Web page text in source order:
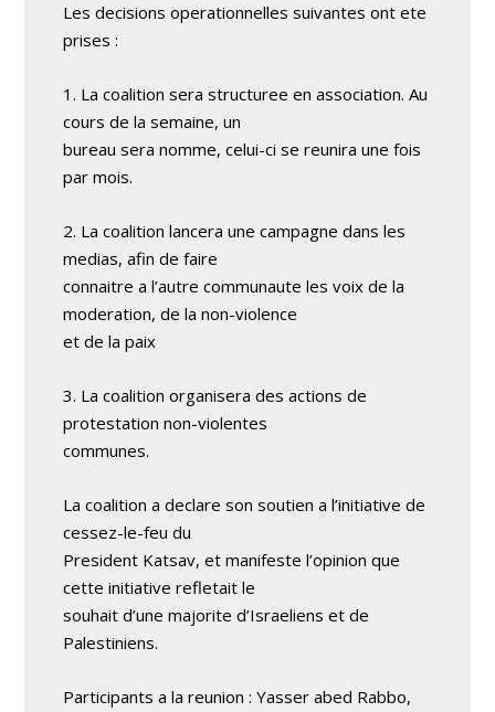
Les decisions operationnelles suivantes ont ete
prises :
1. La coalition sera structuree en association. Au
cours de la semaine, un
bureau sera nomme, celui-ci se reunira une fois
par mois.
2. La coalition lancera une campagne dans les
medias, afin de faire
connaitre a l’autre communaute les voix de la
moderation, de la non-violence
et de la paix
3. La coalition organisera des actions de
protestation non-violentes
communes.
La coalition a declare son soutien a l’initiative de
cessez-le-feu du
President Katsav, et manifeste l’opinion que
cette initiative refletait le
souhait d’une majorite d’Israeliens et de
Palestiniens.
Participants a la reunion : Yasser abed Rabbo,